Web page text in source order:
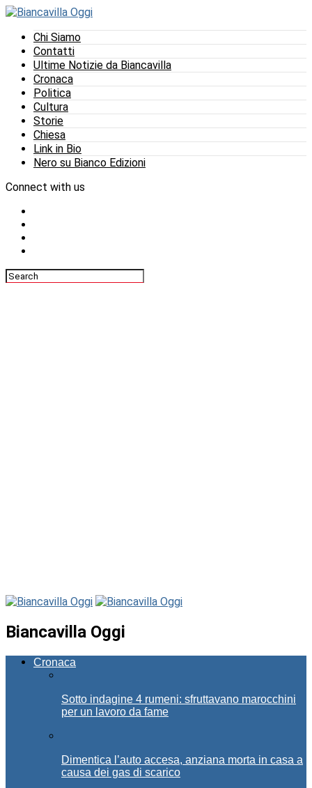
Chi Siamo
Contatti
Ultime Notizie da Biancavilla
Cronaca
Politica
Cultura
Storie
Chiesa
Link in Bio
Nero su Bianco Edizioni
Connect with us
Biancavilla Oggi
Cronaca
Sotto indagine 4 rumeni: sfruttavano marocchini
per un lavoro da fame
Dimentica l’auto accesa, anziana morta in casa a
causa dei gas di scarico